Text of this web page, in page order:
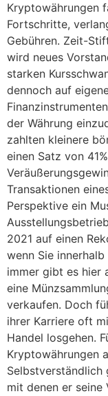
Kryptowährungen
Fortschritte,
Gebühren. Zeit-
wird neues
starken
dennoch auf
der Währung
zahlten kleinere
einen Satz von
Transaktionen
Perspektive ein
2021 auf einen
wenn Sie
immer gibt es hier
eine
verkaufen. Doch
ihrer Karriere oft
Handel losgehen.
Kryptowährungen
Selbstverständlich
mit denen er seine